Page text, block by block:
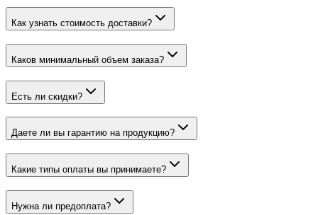
Как узнать стоимость доставки?
Каков минимальный объем заказа?
Есть ли скидки?
Даете ли вы гарантию на продукцию?
Какие типы оплаты вы принимаете?
Нужна ли предоплата?